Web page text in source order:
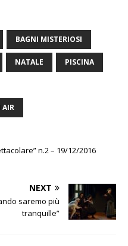
BAGNI MISTERIOSI
NATALE PISCINA
AIR
n.2 – 19/12/2016
NEXT
saremo più
tranquille”